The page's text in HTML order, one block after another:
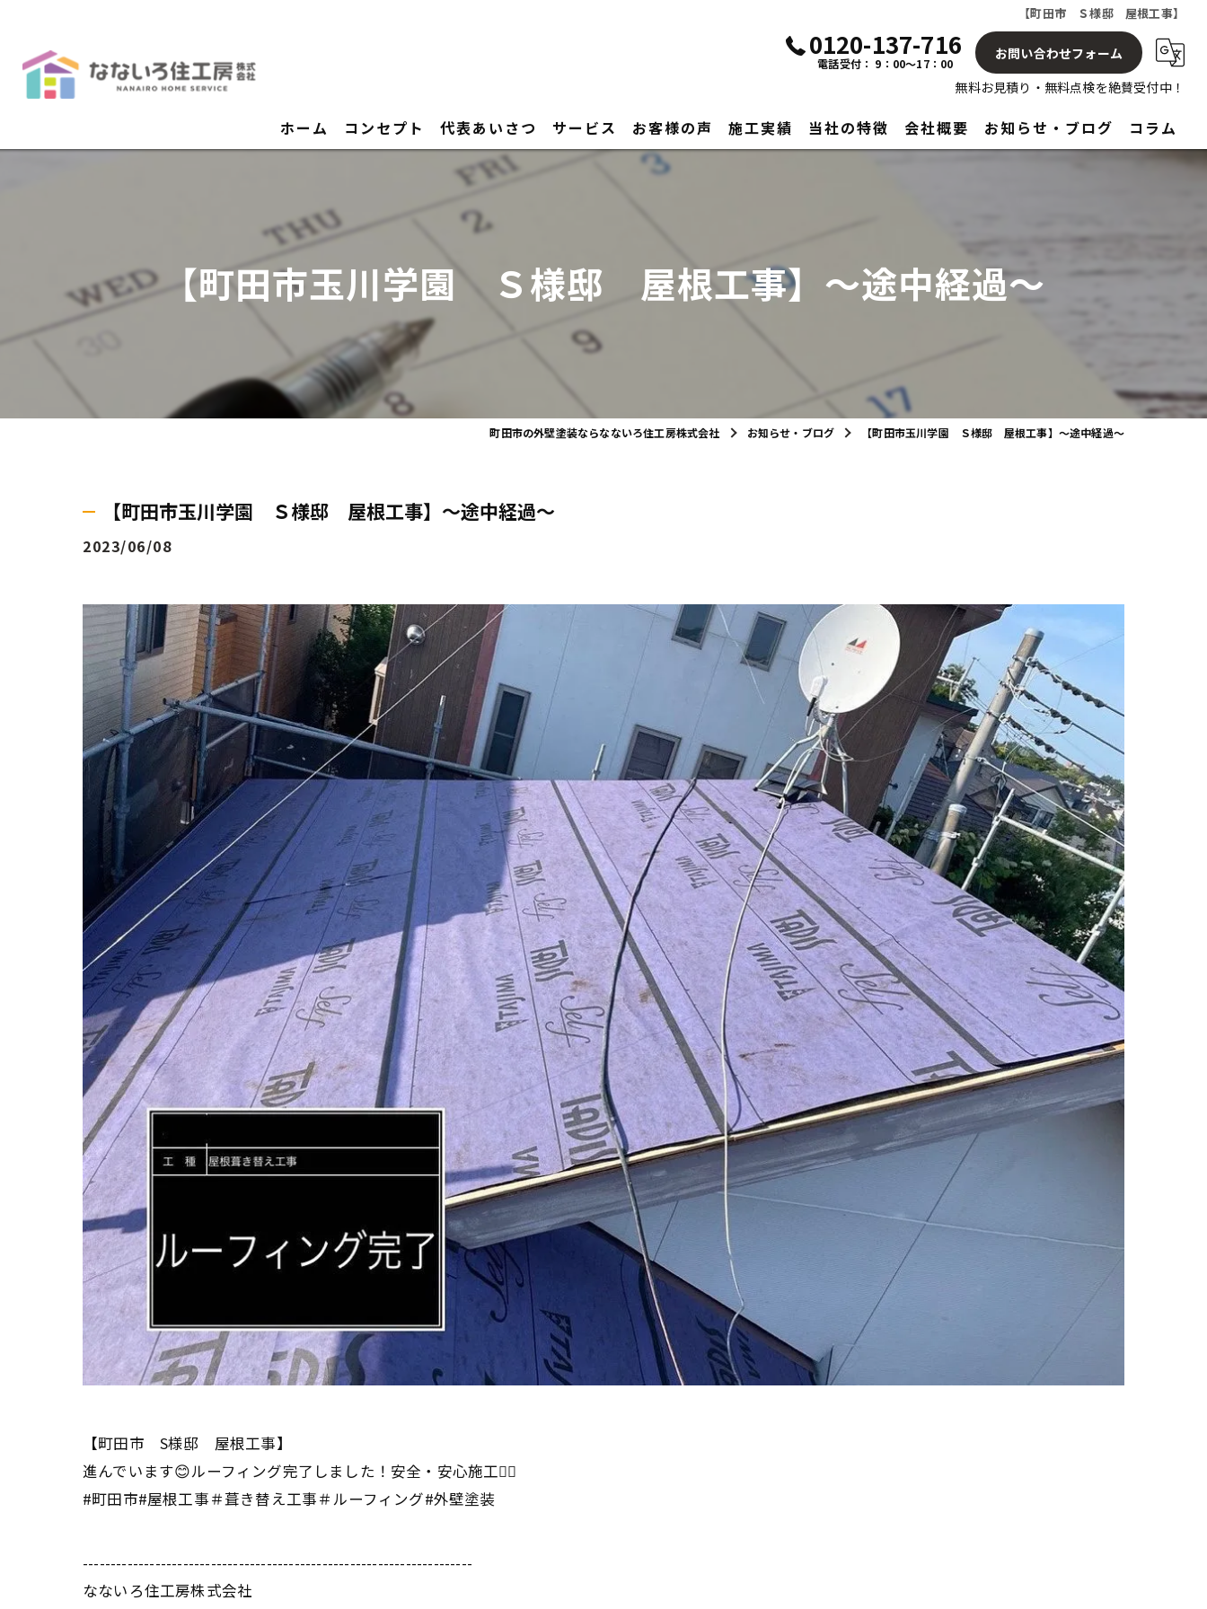
【町田市 Ｓ様邸 屋根工事】
0120-137-716
電話受付： 9：00～17：00
お問い合わせフォーム
無料お見積り・無料点検を絶賛受付中！
ホーム コンセプト 代表あいさつ サービス お客様の声 施工実績 当社の特徴
見積もり
会社概要 お知らせ・ブログ コラム
【町田市玉川学園 Ｓ様邸 屋根工事】～途中経過～
町田市の外壁塗装ならなないろ住工房株式会社 お知らせ・ブログ 【町田市玉川学園 Ｓ様邸 屋根工事】～途中経過～
【町田市玉川学園 Ｓ様邸 屋根工事】～途中経過～
2023/06/08
【町田市 S様邸 屋根工事】
進んでいます😊ルーフィング完了しました！安全・安心施工👷‍♂️
#町田市#屋根工事＃葺き替え工事＃ルーフィング#外壁塗装
----------------------------------------------------------------------
なないろ住工房株式会社